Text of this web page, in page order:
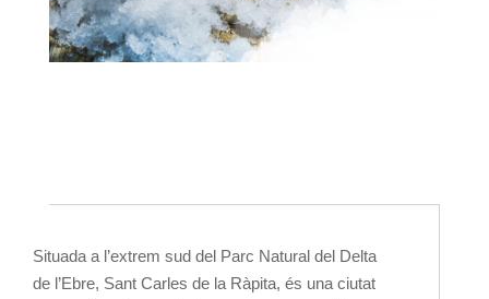
Situada a l’extrem sud del Parc Natural del Delta
de l’Ebre, Sant Carles de la Ràpita, és una ciutat